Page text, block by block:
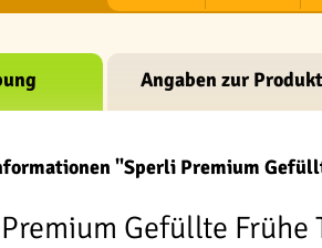
Angaben zur
"Sperli Premium
Gefüllte